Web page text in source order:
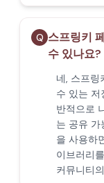
Q 스프링키
수 있나요?
네, 스프링
수 있는 저
반적으로
는 공유 가
을 사용하
이브러리
커뮤니티